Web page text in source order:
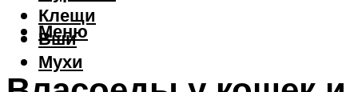
Клещи
Вши
Мухи
Меню